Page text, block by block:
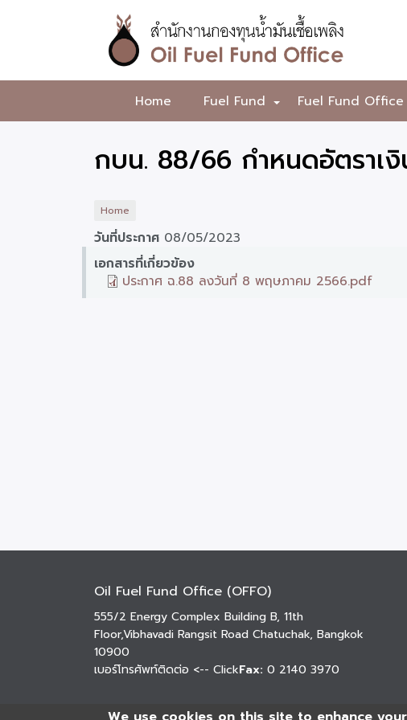
สำนักงาน
กองทุน
น้ำมัน
เพลิง
Home +
Fuel Fund Fuel Fund Office
กบน. 88/66 กำหนดอัตรา
Home
วันที่ประกาศ 08/05/2023
เอกสารที่เกี่ยวข้อง
ประกาศ ฉ.88 ลงวันที่ 8 พฤษภาคม 2566.pdf
Oil Fuel Fund Office (OFFO)
555/2 Energy Complex Building B, 11th
Floor,Vibhavadi Rangsit Road Chatuchak, Bangkok
10900
เบอร์โทรศัพท์ติดต่อ <-- ClickFax: 0 2140 3970